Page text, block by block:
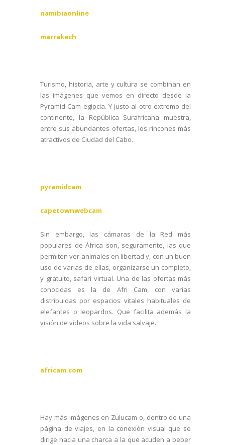
namibiaonline
marrakech
Turismo, historia, arte y cultura se combinan en
las imágenes que vemos en directo desde la
Pyramid Cam egipcia. Y justo al otro extremo del
continente, la República Surafricana muestra,
entre sus abundantes ofertas, los rincones más
atractivos de Ciudad del Cabo.
pyramidcam
capetownwebcam
Sin embargo, las cámaras de la Red más
populares de África son, seguramente, las que
permiten ver animales en libertad y, con un buen
uso de varias de ellas, organizarse un completo,
y gratuito, safari virtual. Una de las ofertas más
conocidas es la de Afri Cam, con varias
distribuidas por espacios vitales habituales de
elefantes o leopardos. Que facilita además la
visión de vídeos sobre la vida salvaje.
africam.com
Hay más imágenes en Zulucam o, dentro de una
página de viajes, en la conexión visual que se
dirige hacia una charca a la que acuden a beber